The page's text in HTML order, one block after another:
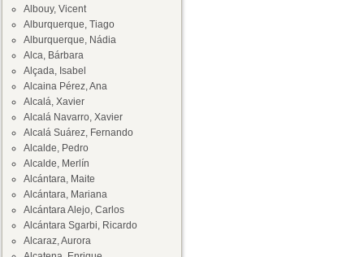
Albouy, Vicent
Alburquerque, Tiago
Alburquerque, Nádia
Alca, Bárbara
Alçada, Isabel
Alcaina Pérez, Ana
Alcalá, Xavier
Alcalá Navarro, Xavier
Alcalá Suárez, Fernando
Alcalde, Pedro
Alcalde, Merlín
Alcántara, Maite
Alcántara, Mariana
Alcántara Alejo, Carlos
Alcántara Sgarbi, Ricardo
Alcaraz, Aurora